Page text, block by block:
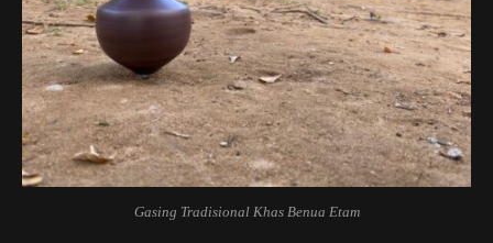
Gasing Tradisional Khas Benua Etam